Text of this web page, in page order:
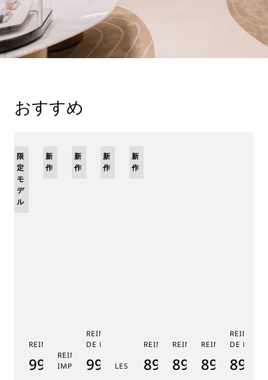
おすすめ
REINE DE NAPLES 9915
9915BB/58/964
限
定
モ
デ
ル
REINE DE NAPLES PERLES
IMPÉRIALES
新
作
REINE DE NAPLES PHASE
DE LUNE 9935
9935BH/4Y/J40
新
作
LES JARDINS DU PETIT TRIANON
新
作
REINE DE NAPLES 8925
8925BH/5W/J40
新
作
REINE DE NAPLES 8918
8918BB/5D/
REINE DE
8938BB/
REINE
DE LUNE